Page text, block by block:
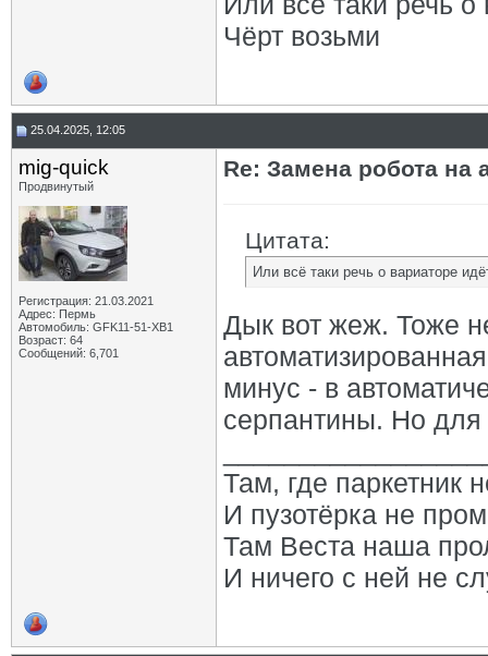
Чёрт возьми
25.04.2025, 12:05
mig-quick
Продвинутый
Регистрация: 21.03.2021
Адрес: Пермь
Автомобиль: GFK11-51-ХВ1
Возраст: 64
Сообщений: 6,701
Re: Замена робота на
Цитата:
Или всё таки речь о вариаторе
Дык вот жеж. Тоже
минус - в
серпантины. Но для
Там, где паркетник
И пузотёрка не
Там Веста наша
И ничего с ней не